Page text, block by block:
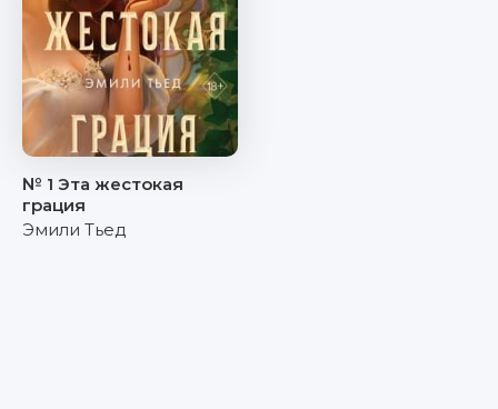
№ 1 Эта жестокая
грация
Эмили Тьед